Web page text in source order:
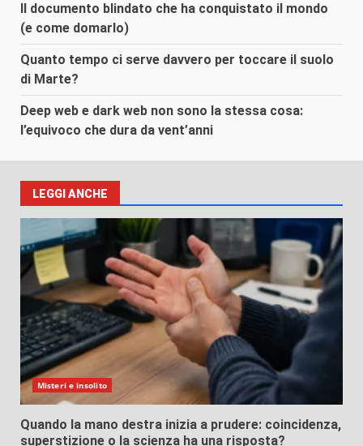
Il documento blindato che ha conquistato il mondo
(e come domarlo)
Quanto tempo ci serve davvero per toccare il suolo
di Marte?
Deep web e dark web non sono la stessa cosa:
l’equivoco che dura da vent’anni
LEGGI ANCHE
Misteri e insolito
Quando la mano destra inizia a prudere: coincidenza,
superstizione o la scienza ha una risposta?